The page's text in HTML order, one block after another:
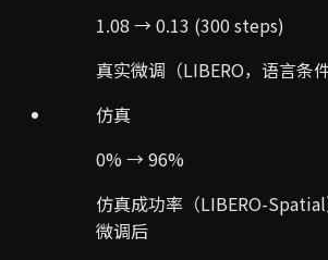
1.08 → 0.13 (300 steps)
真实微调（LIBERO，语言
仿真
0% → 96%
仿真成功率（LIBERO-
微调后